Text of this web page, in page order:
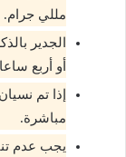
مللي جرام.
الجدير
أو أربع
إذا تم
مباشرة.
يجب عدم